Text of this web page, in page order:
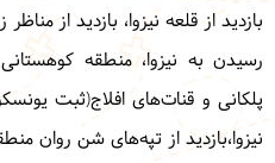
بازدید از قلعه نیزوا، بازدید از
رسیدن به نیزوا، منطقه
پلکانی و قنات‌های افلاج(ثبت
نیزوا،بازدید از تپه‌های شن روان